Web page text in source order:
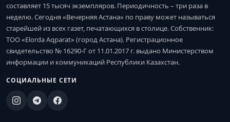
составляет 15 тысяч экземпляров. Периодичность – три раза в
неделю. Сегодня «Вечерняя Астана» по праву может называться
старейшей из всех газет, печатающихся в столице. Собственник:
ТОО «Elorda Aqparat» (город Астана). Регистрационное
свидетельство № 16290-Г от 11.01.2017 г. выдано Министерством
информации и коммуникаций Республики Казахстан.
СОЦИАЛЬНЫЕ СЕТИ